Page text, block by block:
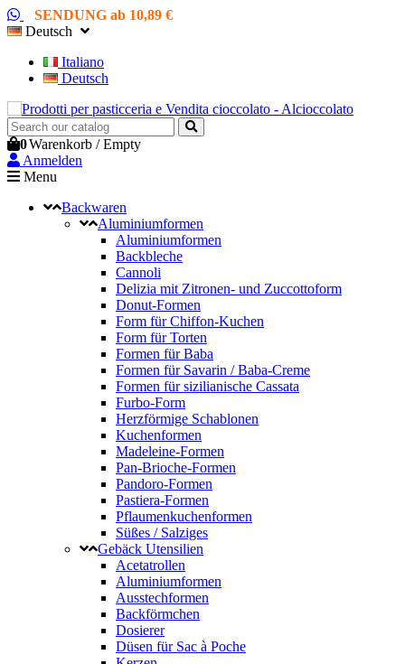
SENDUNG ab 10,89 €
Deutsch
Italiano
Deutsch
0Warenkorb /Empty
Anmelden
Menu
Backwaren
Aluminiumformen
Aluminiumformen
Backbleche
Cannoli
Delizia mit Zitronen- und Zuccottoform
Donut-Formen
Form für Chiffon-Kuchen
Form für Torten
Formen für Baba
Formen für Savarin / Baba-Creme
Formen für sizilianische Cassata
Furbo-Form
Herzförmige Schablonen
Kuchenformen
Madeleine-Formen
Pan-Brioche-Formen
Pandoro-Formen
Pastiera-Formen
Pflaumenkuchenformen
Süßes / Salziges
Gebäck Utensilien
Acetatrollen
Aluminiumformen
Ausstechformen
Backförmchen
Dosierer
Düsen für Sac à Poche